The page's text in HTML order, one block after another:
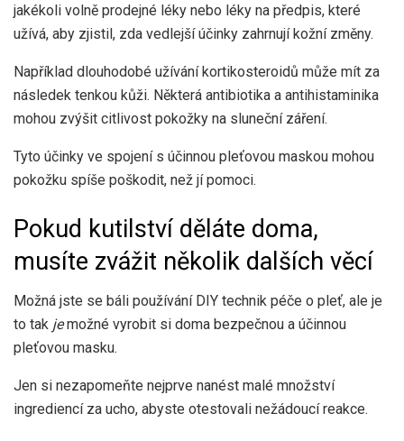
jakékoli volně prodejné léky nebo léky na předpis, které
užívá, aby zjistil, zda vedlejší účinky zahrnují kožní změny.
Například dlouhodobé užívání kortikosteroidů může mít za
následek tenkou kůži. Některá antibiotika a antihistaminika
mohou zvýšit citlivost pokožky na sluneční záření.
Tyto účinky ve spojení s účinnou pleťovou maskou mohou
pokožku spíše poškodit, než jí pomoci.
Pokud kutilství děláte doma,
musíte zvážit několik dalších věcí
Možná jste se báli používání DIY technik péče o pleť, ale je
to tak jemožné vyrobit si doma bezpečnou a účinnou
pleťovou masku.
Jen si nezapomeňte nejprve nanést malé množství
ingrediencí za ucho, abyste otestovali nežádoucí reakce.